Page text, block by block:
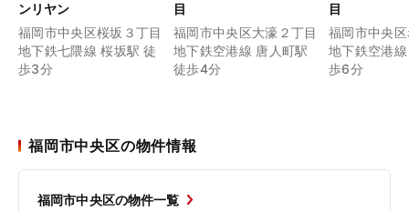
ンリヤン
福岡市中央区桜坂３丁目
地下鉄七隈線 桜坂駅 徒
歩3分
目
福岡市中央区大濠２丁目
地下鉄空港線 唐人町駅
徒歩4分
目
福岡市中央
地下鉄空港
歩6分
福岡市中央区の物件情報
福岡市中央区の物件一覧